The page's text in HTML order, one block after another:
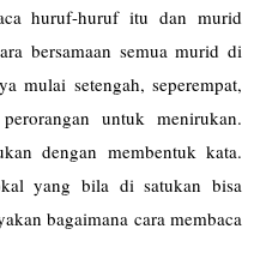
huruf-huruf itu dan murid
bersamaan semua murid di
mulai setengah, seperempat,
untuk menirukan.
dengan membentuk kata.
yang bila di satukan bisa
bagaimana cara membaca